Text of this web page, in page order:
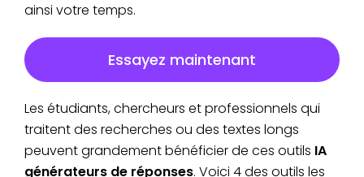
ainsi votre temps.
Essayez maintenant
Les étudiants, chercheurs et professionnels qui
traitent des recherches ou des textes longs
peuvent grandement bénéficier de ces outils IA
générateurs de réponses. Voici 4 des outils les